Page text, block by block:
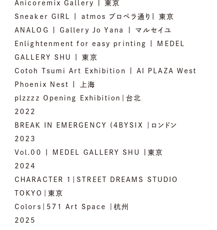
Anicoremix Gallery | 東京
Sneaker GIRL | atmos プロペラ通り| 東京
ANALOG | Gallery Jo Yana | マルセイユ
Enlightenment for easy printing | MEDEL
GALLERY SHU | 東京
Cotoh Tsumi Art Exhibition | AI PLAZA West
Phoenix Nest | 上海
plzzzz Opening Exhibition｜台北
2022
BREAK IN EMERGENCY (4BYSIX ｜ロンドン
2023
Vol.00 | MEDEL GALLERY SHU |東京
2024
CHARACTER 1｜STREET DREAMS STUDIO
TOKYO｜東京
Colors｜571 Art Space ｜杭州
2025